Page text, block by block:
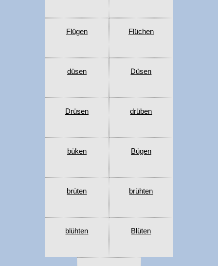
Flügen Flüchen
düsen Düsen
Drüsen drüben
büken Bügen
brüten brühten
blühten Blüten